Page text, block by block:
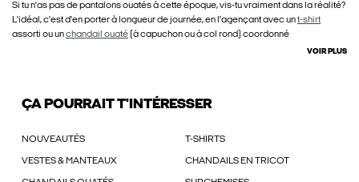
Si tu n'as pas de pantalons ouatés à cette époque, vis-tu vraiment dans la réalité?
L'idéal, c'est d'en porter à longueur de journée, en l'agençant avec unt-shirt
assorti ou unchandail ouaté (à capuchon ou à col rond) coordonné
VOIR PLUS
ÇA POURRAIT T'INTÉRESSER
NOUVEAUTÉS T-SHIRTS
VESTES & MANTEAUX CHANDAILS EN TRICOT